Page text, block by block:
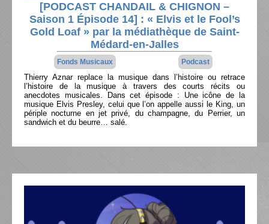
[PODCAST CHANDAIL & CHIGNON –
Saison 1 Épisode 14] : « Elvis et le Fool’s
Gold Loaf » par la médiathèque de Saint-
Médard-en-Jalles
Fonds Musicaux Podcast
Thierry Aznar replace la musique dans l’histoire ou retrace
l’histoire de la musique à travers des courts récits ou
anecdotes musicales. Dans cet épisode : Une icône de la
musique Elvis Presley, celui que l’on appelle aussi le King, un
périple nocturne en jet privé, du champagne, du Perrier, un
sandwich et du beurre… salé.